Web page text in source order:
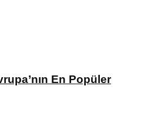
En Popüler